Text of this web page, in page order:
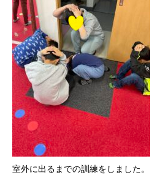
室外に出るまでの訓練をしました。